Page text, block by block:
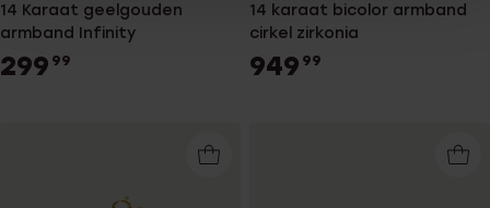
14 Karaat geelgouden
armband Infinity
299 99
14 karaat bicolor armband
cirkel zirkonia
949 99